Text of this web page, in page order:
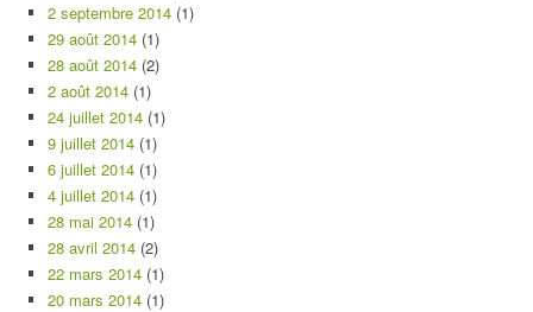
2 septembre 2014 (1)
29 août 2014 (1)
28 août 2014 (2)
2 août 2014 (1)
24 juillet 2014 (1)
9 juillet 2014 (1)
6 juillet 2014 (1)
4 juillet 2014 (1)
28 mai 2014 (1)
28 avril 2014 (2)
22 mars 2014 (1)
20 mars 2014 (1)